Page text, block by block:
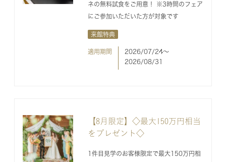
ネの無料試食をご用意！ ※3時間のフェア
にご参加いただいた方が対象です
来館特典
適用期間
2026/07/24〜
2026/08/31
【8月限定】◇最大150万円相当
をプレゼント◇
1件目見学のお客様限定で最大150万円相